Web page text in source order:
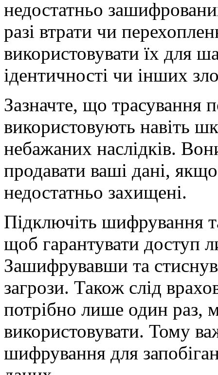
недостатньо
разі втрати чи
використовувати їх для
ідентичності чи інших
Зазначте, що трасування
використовують навіть
небажаних наслідків.
продавати ваші дані,
недостатньо захищені.
Підключіть шифрування
щоб гарантувати доступ
Зашифрувавши та
загрози. Також слід
потрібно лише один раз,
використовувати. Тому
шифрування для